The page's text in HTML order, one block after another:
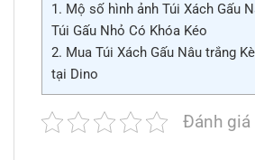
1. Mộ số hình ảnh Túi Xách Gấu
Túi Gấu Nhỏ Có Khóa Kéo
2. Mua Túi Xách Gấu Nâu trắng
tại Dino
Đánh